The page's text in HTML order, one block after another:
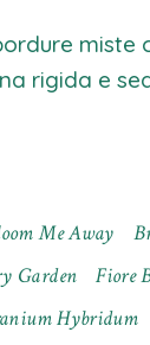
miste
rigida e
Me Away
Garden
Fiore
Hybridum